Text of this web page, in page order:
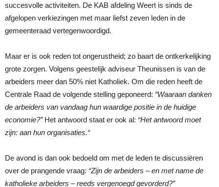
succesvolle activiteiten. De KAB afdeling Weert is sinds de
afgelopen verkiezingen met maar liefst zeven leden in de
gemeenteraad vertegenwoordigd.
Maar er is ook reden tot ongerustheid; zo baart de ontkerkelijking
grote zorgen. Volgens geestelijk adviseur Theunissen is van de
arbeiders meer dan 50% niet Katholiek. Om die reden heeft de
Centrale Raad de volgende stelling geponeerd: “Waaraan danken
de arbeiders van vandaag hun waardige positie in de huidige
economie?” Het antwoord staat er ook al: “Het antwoord moet
zijn: aan hun organisaties.“
De avond is dan ook bedoeld om met de leden te discussiëren
over de prangende vraag: “Zijn de arbeiders – en met name de
katholieke arbeiders – reeds vergenoegd gevorderd?”